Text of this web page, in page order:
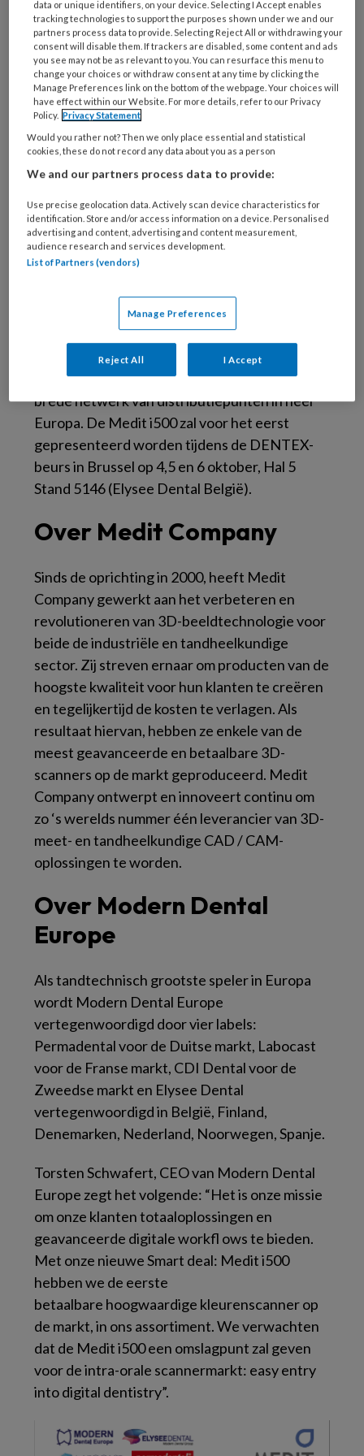
software waarmee gebruikers scangegevens
en orders kunnen beheren, dit om hen te
helpen de tandheelkundige workfl ow effi
ciënt te houden. Minho Chang, CEO van Medit
Company zegt het volgende: “Medit heeft
expertise opgebouwdin 3D-scanning sinds
2000 als fabrikant voor de industriële 3D-
scanner en heeft dit vervolgens uitgebreid
naar de tandheelkundige sector. Dit is de
reden waarom onze producten een dergelijke
hoge nauwkeurigheid en snelheid bieden bij
het scannen in 3D. Gecombineerd met onze
gebruikersvriendelijke en intuïtieve software,
scanervaring biedt voor tandheelkundige
professionals.”
Modern Dental Europe zal de Medit i500 vanaf
oktober 2018 in de verkoop aanbieden via zijn
brede netwerk van distributiepunten in heel
Europa. De Medit i500 zal voor het eerst
gepresenteerd worden tijdens de DENTEX-
beurs in Brussel op 4,5 en 6 oktober, Hal 5
Stand 5146 (Elysee Dental België).
Over Medit Company
Sinds de oprichting in 2000, heeft Medit
Company gewerkt aan het verbeteren en
revolutioneren van 3D-beeldtechnologie voor
beide de industriële en tandheelkundige
sector. Zij streven ernaar om producten van de
hoogste kwaliteit voor hun klanten te creëren
en tegelijkertijd de kosten te verlagen. Als
resultaat hiervan, hebben ze enkele van de
meest geavanceerde en betaalbare 3D-
scanners op de markt geproduceerd. Medit
Company ontwerpt en innoveert continu om
zo ‘s werelds nummer één leverancier van 3D-
meet- en tandheelkundige CAD / CAM-
oplossingen te worden.
Over Modern Dental
Europe
Als tandtechnisch grootste speler in Europa
wordt Modern Dental Europe
vertegenwoordigd door vier labels:
Permadental voor de Duitse markt, Labocast
voor de Franse markt, CDI Dental voor de
Zweedse markt en Elysee Dental
vertegenwoordigd in België, Finland,
Denemarken, Nederland, Noorwegen, Spanje.
Torsten Schwafert, CEO van Modern Dental
Europe zegt het volgende: “Het is onze missie
om onze klanten totaaloplossingen en
geavanceerde digitale workfl ows te bieden.
Met onze nieuwe Smart deal: Medit i500
hebben we de eerste
betaalbare hoogwaardige kleurenscanner op
de markt, in ons assortiment. We verwachten
dat de Medit i500 een omslagpunt zal geven
voor de intra-orale scannermarkt: easy entry
into digital dentistry”.
data or unique identifiers, on your device. Selecting I Accept enables
tracking technologies to support the purposes shown under we and our
partners process data to provide. Selecting Reject All or withdrawing your
consent will disable them. If trackers are disabled, some content and ads
you see may not be as relevant to you. You can resurface this menu to
change your choices or withdraw consent at any time by clicking the
Manage Preferences link on the bottom of the webpage. Your choices will
have effect within our Website. For more details, refer to our Privacy
Policy. Privacy Statement
Would you rather not? Then we only place essential and statistical
cookies, these do not record any data about you as a person
We and our partners process data to provide:
Use precise geolocation data. Actively scan device characteristics for
identification. Store and/or access information on a device. Personalised
advertising and content, advertising and content measurement,
audience research and services development.
List of Partners (vendors)
Manage Preferences
Reject All I Accept